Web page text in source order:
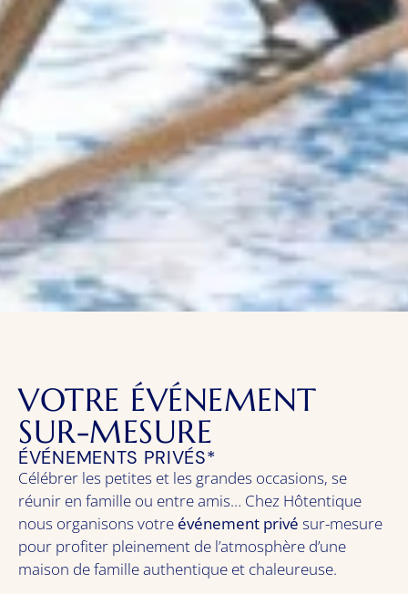
VOTRE ÉVÉNEMENT
SUR-MESURE
ÉVÉNEMENTS PRIVÉS*
Célébrer les petites et les grandes occasions, se
réunir en famille ou entre amis… Chez Hôtentique
nous organisons votre événement privé sur-mesure
pour profiter pleinement de l’atmosphère d’une
maison de famille authentique et chaleureuse.